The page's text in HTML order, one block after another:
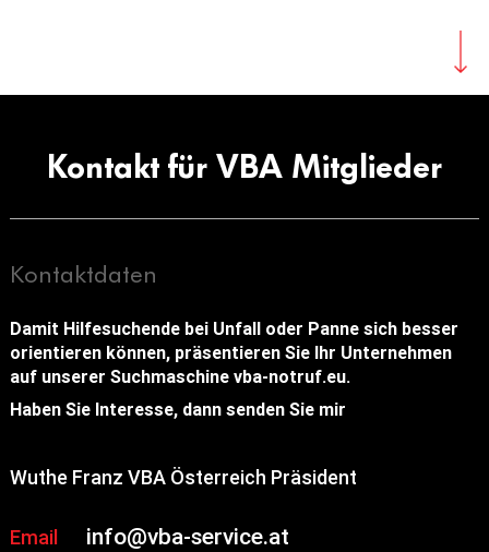
Kontakt für VBA Mitglieder
Kontaktdaten
Damit Hilfesuchende bei Unfall oder Panne sich besser
orientieren können, präsentieren Sie Ihr Unternehmen
auf unserer Suchmaschine vba-notruf.eu.
Haben Sie Interesse, dann senden Sie mir
Wuthe Franz VBA Österreich Präsident
Email info@vba-service.at